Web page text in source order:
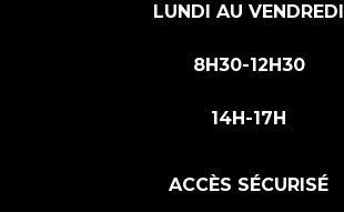
LUNDI AU VENDREDI
8H30-12H30
14H-17H
ACCÈS SÉCURISÉ